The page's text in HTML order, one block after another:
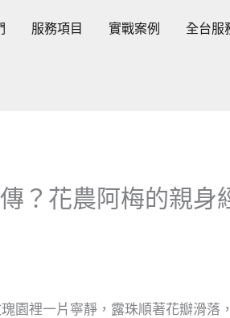
服務項目 實戰案例 全台服
？花農阿梅的親
園裡一片寧靜，露珠順著花瓣滑